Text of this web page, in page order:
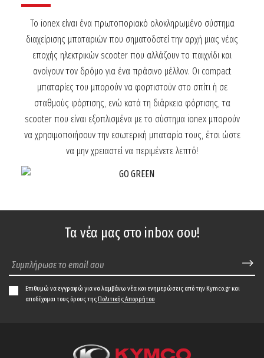
Το ionex είναι ένα πρωτοποριακό ολοκληρωμένο σύστημα
διαχείρισης μπαταριών που σηματοδοτείτην αρχή μιας νέας
εποχής ηλεκτρικών scooter που αλλάζουν το παιχνίδι και
ανοίγουν τον δρόμο για ένα πράσινο μέλλον. Οι compact
μπαταρίες του μπορούν να φορτιστούν στο σπίτι ή σε
σταθμούς φόρτισης, ενώ κατά τη διάρκεια φόρτισης,τα
scooter που είναι εξοπλισμένα με το σύστημα ionex μπορούν
να χρησιμοποιήσουν την εσωτερική μπαταρία τους, έτσι ώστε
να μην χρειαστεί να περιμένετε λεπτό!
Τα νέα μας στο inbox σου!
Επιθυμώ να εγγραφώ για να λαμβάνω νέα και ενημερώσεις από την Kymco.gr και
αποδέχομαι τους όρους τηςΠολιτικής Απορρήτου